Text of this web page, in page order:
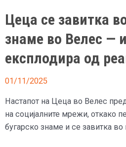
Цеца се завитка
знаме во Велес —
експлодира од
01/11/2025
Настапот на Цеца во Велес
на социјалните мрежи, откако
бугарско знаме и се завитка